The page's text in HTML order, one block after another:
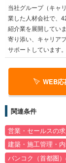
当社グループ（キャ
業した人材会社で、
紹介業を展開してい
寄り添い、キャリア
サポートしています。
WEB応
関連条件
営業・セールスの求
建築・施工管理・
バンコク（首都圏